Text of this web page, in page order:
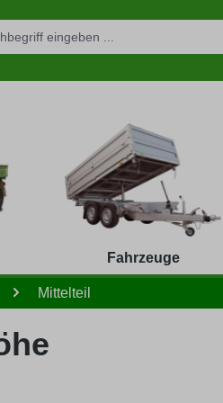
Fahrzeuge
Mittelteil